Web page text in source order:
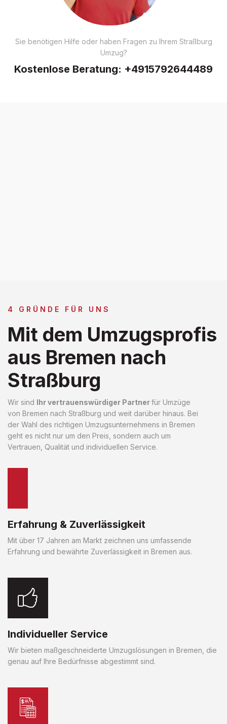
Sie benötigen Hilfe oder haben Fragen zu Ihrem Straßburg
Umzug?
Kostenlose Beratung: +4915792644489
4 GRÜNDE FÜR UNS
Mit dem Umzugsprofis
aus Bremen nach
Straßburg
Wir sind Ihr vertrauenswürdiger Partnerfür Umzüge
von Bremen nach Straßburg und weit darüber hinaus. Bei
der Wahl des richtigen Umzugsunternehmens in Bremen
geht es nicht nur um den Preis, sondern auch um
Vertrauen, Qualität und individuellen Service.
Erfahrung & Zuverlässigkeit
Mit über 17 Jahren am Markt zeichnen uns umfassende
Erfahrung und bewährte Zuverlässigkeit in Bremen aus.
Individueller Service
Wir bieten maßgeschneiderte Umzugslösungen in Bremen, die
genau auf Ihre Bedürfnisse abgestimmt sind.